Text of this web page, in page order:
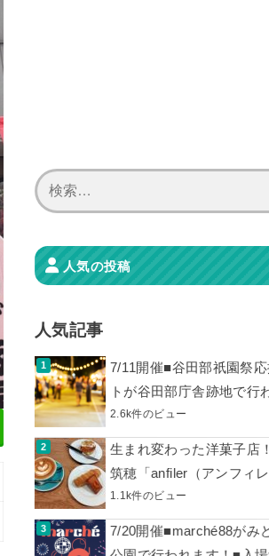
人気の投稿
人気記事
7/11開催■谷田部祇園祭
トが谷田部庁舎跡地で行
2.6k件のビュー
生まれ変わった洋菓子店
筑穂「anfiler（アンフィレ
1.1k件のビュー
7/20開催■marché88がみ